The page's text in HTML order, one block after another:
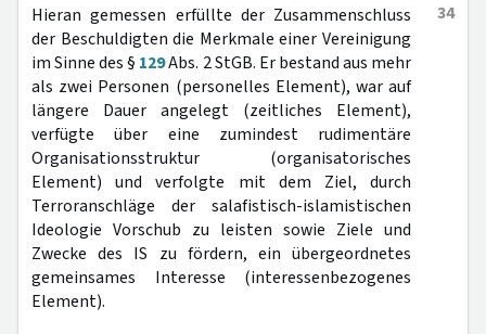
34
Hieran gemessen erfüllte der Zusammenschluss
der Beschuldigten die Merkmale einer Vereinigung
im Sinne des § 129Abs. 2 StGB. Er bestand aus mehr
als zwei Personen (personelles Element), war auf
längere Dauer angelegt (zeitliches Element),
verfügte über eine zumindest rudimentäre
Organisationsstruktur (organisatorisches
Element) und verfolgte mit dem Ziel, durch
Terroranschläge der salafistisch-islamistischen
Ideologie Vorschub zu leisten sowie Ziele und
Zwecke des IS zu fördern, ein übergeordnetes
gemeinsames Interesse (interessenbezogenes
Element).